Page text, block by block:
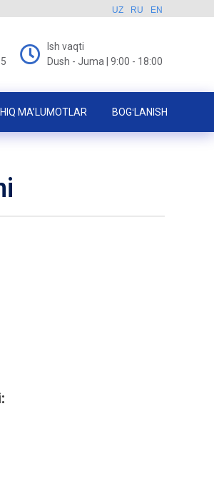
UZ RU EN
Ish vaqti
Dush - Juma | 9:00 - 18:00
MA’LUMOTLAR BOGʻLANISH